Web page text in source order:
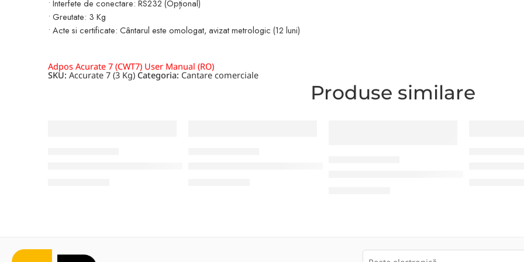
• Interfete de conectare: RS232 (Opțional)
• Greutate: 3 Kg
• Acte si certificate: Cântarul este omologat, avizat metrologic (12 luni)
Adpos Acurate 7 (CWT7) User Manual (RO)
SKU: Accurate 7 (3 Kg) Categoria: Cantare comerciale
Produse similare